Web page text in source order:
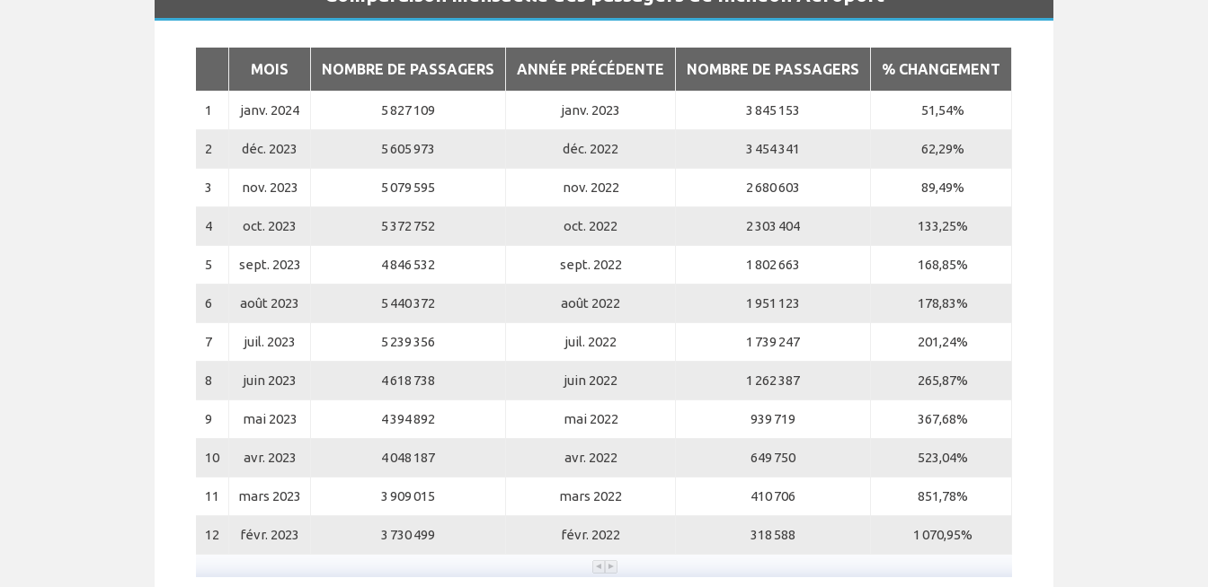
MOIS NOMBRE DE PASSAGERS ANNÉE PRÉCÉDENTE NOMBRE DE PASSAGERS % CHANGEMENT
1 janv. 2024 5 827 109 janv. 2023 3 845 153 51,54%
2 déc. 2023 5 605 973 déc. 2022 3 454 341 62,29%
3 nov. 2023 5 079 595 nov. 2022 2 680 603 89,49%
4 oct. 2023 5 372 752 oct. 2022 2 303 404 133,25%
5 sept. 2023 4 846 532 sept. 2022 1 802 663 168,85%
6 août 2023 5 440 372 août 2022 1 951 123 178,83%
7 juil. 2023 5 239 356 juil. 2022 1 739 247 201,24%
8 juin 2023 4 618 738 juin 2022 1 262 387 265,87%
9 mai 2023 4 394 892 mai 2022 939 719 367,68%
10 avr. 2023 4 048 187 avr. 2022 649 750 523,04%
11 mars 2023 3 909 015 mars 2022 410 706 851,78%
12 févr. 2023 3 730 499 févr. 2022 318 588 1 070,95%